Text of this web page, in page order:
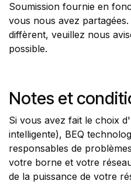
Soumission fournie en
vous nous avez
diffèrent, veuillez nous
possible.
Notes et
Si vous avez fait le choix
intelligente), BEQ
responsables de
votre borne et votre
de la puissance de votre